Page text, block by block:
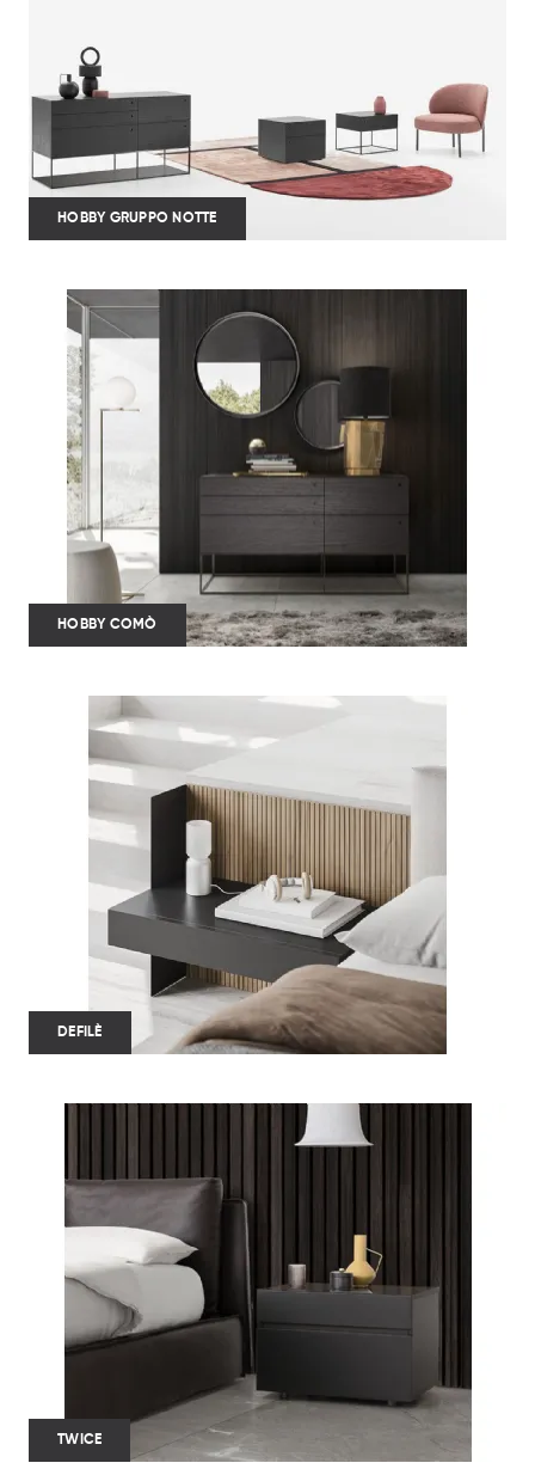
HOBBY GRUPPO NOTTE
HOBBY COMÒ
DEFILÈ
TWICE